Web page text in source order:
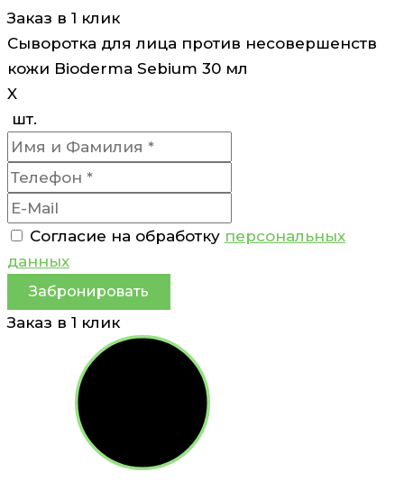
Заказ в 1 клик
Сыворотка для лица против несовершенств
кожи Bioderma Sebium 30 мл
X
шт.
Согласие на обработку персональных
данных
Забронировать
Заказ в 1 клик